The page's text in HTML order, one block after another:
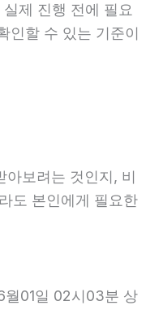
제 진행 전에 필요
인할 수 있는 기준이
보려는 것인지, 비
도 본인에게 필요한
월01일 02시03분 상